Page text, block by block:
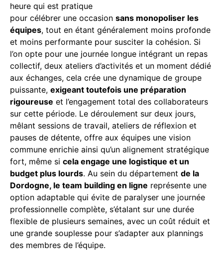
heure qui est pratique
pour célébrer une occasion sans monopoliser les
équipes, tout en étant généralement moins profonde
et moins performante pour susciter la cohésion. Si
l’on opte pour une journée longue intégrant un repas
collectif, deux ateliers d’activités et un moment dédié
aux échanges, cela crée une dynamique de groupe
puissante, exigeant toutefois une préparation
rigoureuse et l’engagement total des collaborateurs
sur cette période. Le déroulement sur deux jours,
mêlant sessions de travail, ateliers de réflexion et
pauses de détente, offre aux équipes une vision
commune enrichie ainsi qu’un alignement stratégique
fort, même si cela engage une logistique et un
budget plus lourds. Au sein du département de la
Dordogne, le team building en ligne représente une
option adaptable qui évite de paralyser une journée
professionnelle complète, s’étalant sur une durée
flexible de plusieurs semaines, avec un coût réduit et
une grande souplesse pour s’adapter aux plannings
des membres de l’équipe.